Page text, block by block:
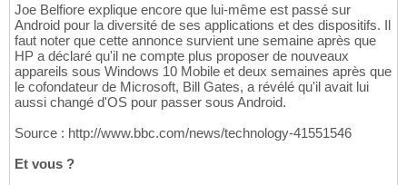
Joe Belfiore explique encore que lui-même est passé sur
Android pour la diversité de ses applications et des dispositifs. Il
faut noter que cette annonce survient une semaine après que
HP a déclaré qu'il ne compte plus proposer de nouveaux
appareils sous Windows 10 Mobile et deux semaines après que
le cofondateur de Microsoft, Bill Gates, a révélé qu'il avait lui
aussi changé d'OS pour passer sous Android.
Source : http://www.bbc.com/news/technology-41551546
Et vous ?